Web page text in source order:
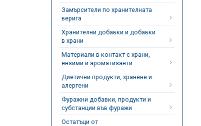
Замърсители по хранителната
верига
Хранителни добавки и добавки
в храни
Материали в контакт с храни,
ензими и ароматизанти
Диетични продукти, хранене и
алергени
Фуражни добавки, продукти и
субстанции във фуражи
Остатъци от